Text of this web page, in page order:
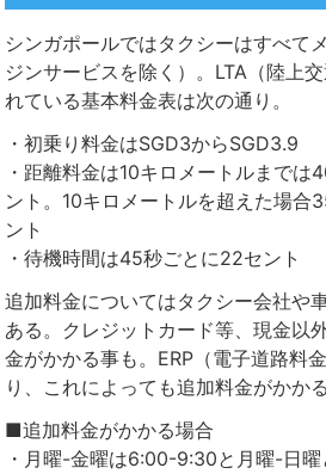
シンガポールではタクシーはすべて
ジンサービスを除く）。LTA（陸上
れている基本料金表は次の通り。
・初乗り料金はSGD3からSGD3.9
・距離料金は10キロメートルまで
ント。10キロメートルを超えた場合
ント
・待機時間は45秒ごとに22セント
追加料金についてはタクシー会社や
ある。クレジットカード等、現金以
金がかかる事も。ERP（電子道路料
り、これによっても追加料金がかか
■追加料金がかかる場合
・月曜-金曜は6:00-9:30と月曜-日